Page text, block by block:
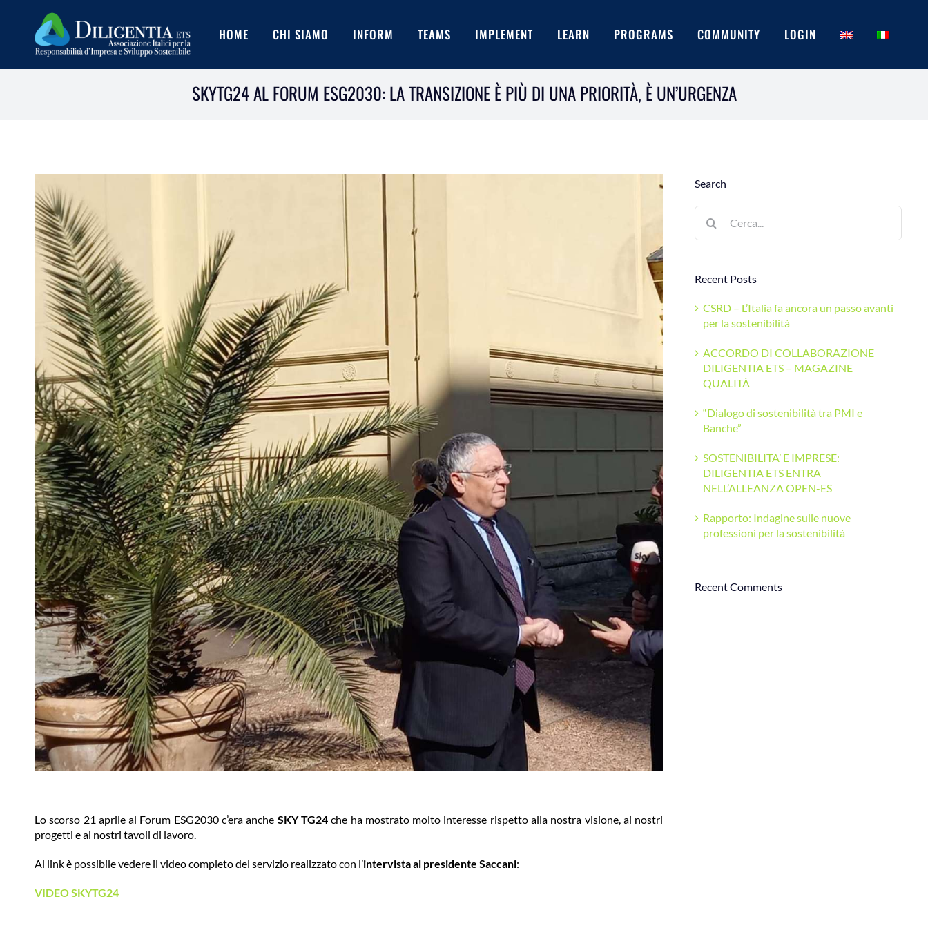
contenuto
HOME CHI SIAMO INFORM TEAMS IMPLEMENT LEARN PROGRAMS COMMUNITY LOGIN
SKYTG24 AL FORUM ESG2030: LA TRANSIZIONE È PIÙ DI UNA PRIORITÀ, È UN’URGENZA
Lo scorso 21 aprile al Forum ESG2030 c’era anche SKY TG24che ha mostrato molto interesse rispetto alla nostra visione, ai nostri
progetti e ai nostri tavoli di lavoro.
Al link è possibile vedere il video completo del servizio realizzato con l’intervista al presidente Saccani:
VIDEO SKYTG24
Search
Cerca
per:
Recent Posts
CSRD – L’Italia fa ancora un passo avanti
per la sostenibilità
ACCORDO DI COLLABORAZIONE
DILIGENTIA ETS – MAGAZINE
QUALITÀ
“Dialogo di sostenibilità tra PMI e
Banche”
SOSTENIBILITA’ E IMPRESE:
DILIGENTIA ETS ENTRA
NELL’ALLEANZA OPEN-ES
Rapporto: Indagine sulle nuove
professioni per la sostenibilità
Recent Comments